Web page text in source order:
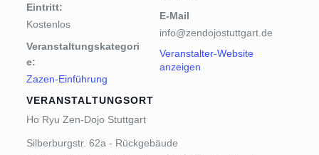
Eintritt:
Kostenlos
Veranstaltungskategori
e:
Zazen-Einführung
VERANSTALTUNGSORT
Ho Ryu Zen-Dojo Stuttgart
Silberburgstr. 62a - Rückgebäude
E-Mail
info@zendojostuttgart.de
Veranstalter-Website
anzeigen